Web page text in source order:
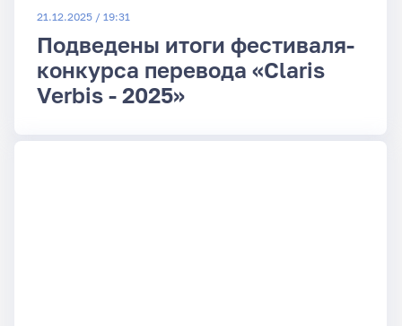
21.12.2025 / 19:31
Подведены итоги фестиваля-
конкурса перевода «Claris
Verbis - 2025»